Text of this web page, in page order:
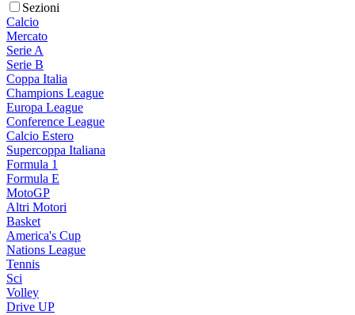
Sezioni
Calcio
Mercato
Serie A
Serie B
Coppa Italia
Champions League
Europa League
Conference League
Calcio Estero
Supercoppa Italiana
Formula 1
Formula E
MotoGP
Altri Motori
Basket
America's Cup
Nations League
Tennis
Sci
Volley
Drive UP